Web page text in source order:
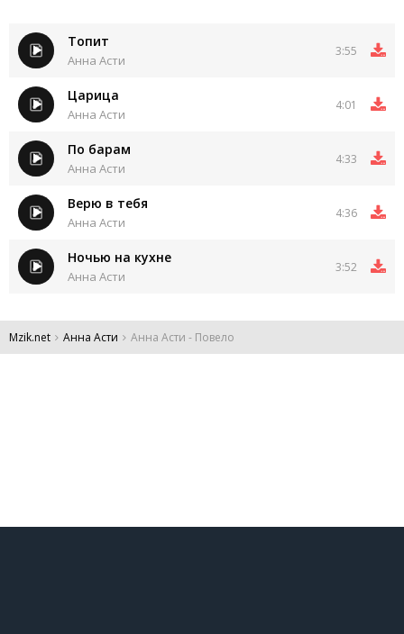
Топит
Анна Асти
3:55
Царица
Анна Асти
4:01
По барам
Анна Асти
4:33
Верю в тебя
Анна Асти
4:36
Ночью на кухне
Анна Асти
3:52
Mzik.net Анна Асти Анна Асти - Повело